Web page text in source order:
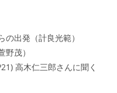
の出発（計良光範）
茂）
高木仁三郎さんに聞く